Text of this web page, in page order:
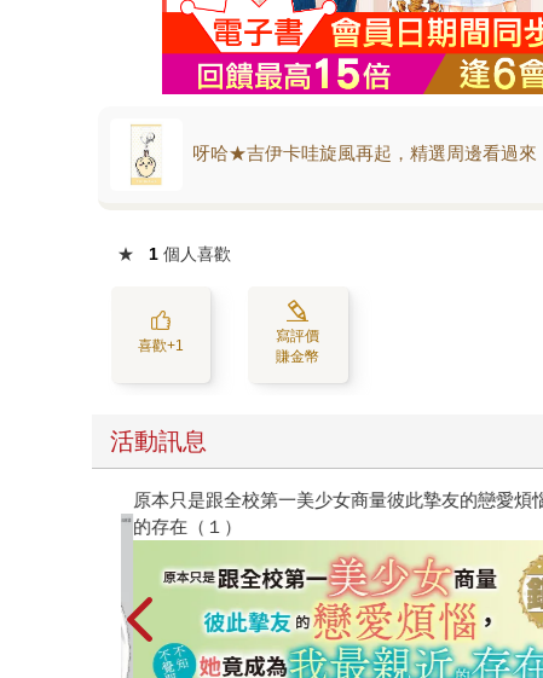
呀哈★吉伊卡哇旋風再起，精選周邊看過來
★ 1 個人喜歡
喜歡+1
寫評價
賺金幣
活動訊息
原本只是跟全校第一美少女商量彼此摯友的戀愛煩
的存在（１）